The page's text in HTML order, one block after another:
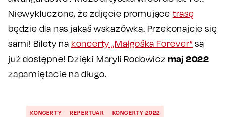
Niewykluczone, że zdjęcie promujące trasę
będzie dla nas jakąś wskazówką. Przekonajcie się
sami! Bilety na koncerty „Małgośka Forever”są
już dostępne! Dzięki Maryli Rodowicz maj 2022
zapamiętacie na długo.
KONCERTY REPERTUAR
KONCERTY 2022